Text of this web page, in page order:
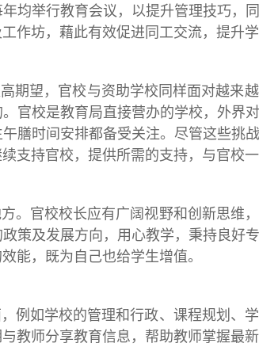
均举行教育会议，以提升管理技巧，
作坊，藉此有效促进同工交流，提升学
望，官校与资助学校同样面对越来
官校是教育局直接营办的学校，外界
膳时间安排都备受关注。尽管这些挑
支持官校，提供所需的支持，与官校一
官校校长应有广阔视野和创新思维
策及发展方向，用心教学，秉持良好
能，既为自己也给学生增值。
如学校的管理和行政、课程规划、
教师分享教育信息，帮助教师掌握最